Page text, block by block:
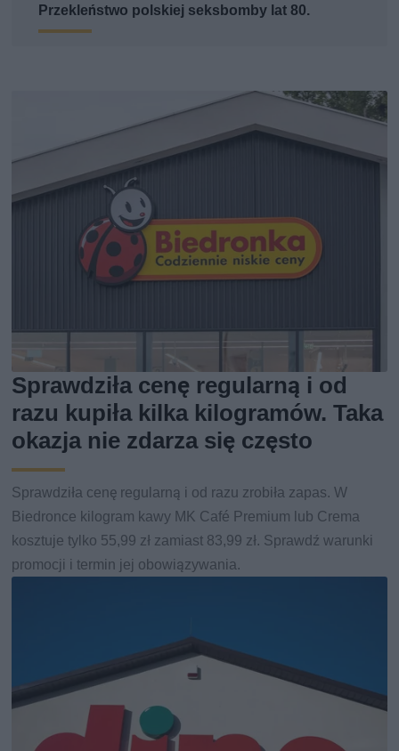
Przekleństwo polskiej seksbomby lat 80.
Sprawdziła cenę regularną i od
razu kupiła kilka kilogramów. Taka
okazja nie zdarza się często
Sprawdziła cenę regularną i od razu zrobiła zapas. W
Biedronce kilogram kawy MK Café Premium lub Crema
kosztuje tylko 55,99 zł zamiast 83,99 zł. Sprawdź warunki
promocji i termin jej obowiązywania.